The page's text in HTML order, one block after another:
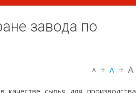
завода по
A A A